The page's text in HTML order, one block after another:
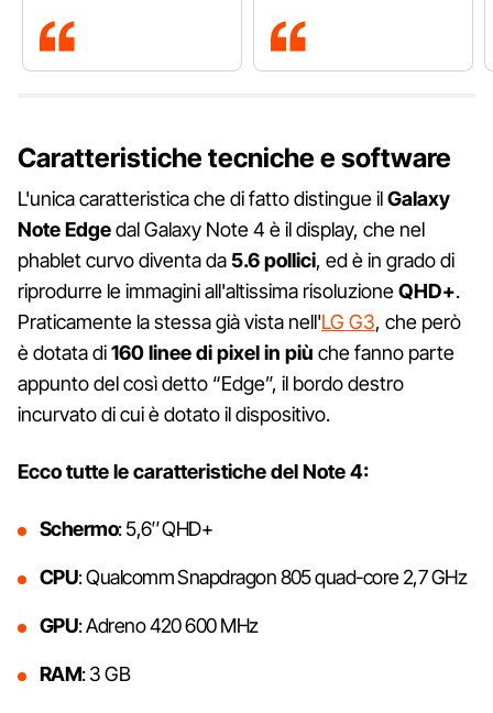
Caratteristiche tecniche e software
L'unica caratteristica che di fatto distingue ilGalaxy
Note Edgedal Galaxy Note 4 è il display, che nel
phablet curvo diventa da 5.6 pollici, ed è in grado di
riprodurre le immagini all'altissima risoluzioneQHD+.
Praticamente la stessa già vista nell'LG G3, che però
è dotata di160 linee di pixel in più che fanno parte
appunto del così detto “Edge”, il bordo destro
incurvato di cui è dotato il dispositivo.
Ecco tutte le caratteristiche del Note 4:
Schermo: 5,6″ QHD+
CPU: Qualcomm Snapdragon 805 quad-core 2,7 GHz
GPU: Adreno 420 600 MHz
RAM: 3 GB